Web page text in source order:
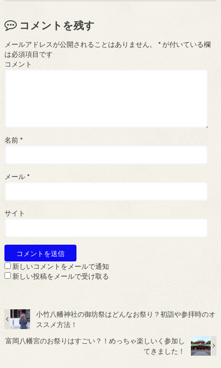
コメントを残す
メールアドレスが公開されることはありません。 *が付いている欄
は必須項目です
コメント
名前 *
メール *
サイト
新しいコメントをメールで通知
新しい投稿をメールで受け取る
小竹八幡神社の御坊祭はどんなお祭り？初詣や参拝時のオ
ススメ方法！
富岡八幡宮のお祭りはすごい？！めっちゃ楽しいく参加し
てきました！